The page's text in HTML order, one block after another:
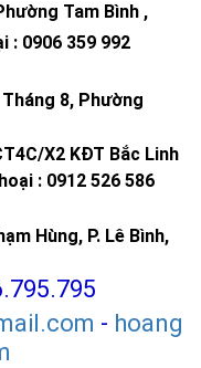
Tam Bình ,
: 0906 359 992
8, Phường
X2 KĐT Bắc Linh
: 0912 526 586
Hùng, P. Lê Bình,
- hoang